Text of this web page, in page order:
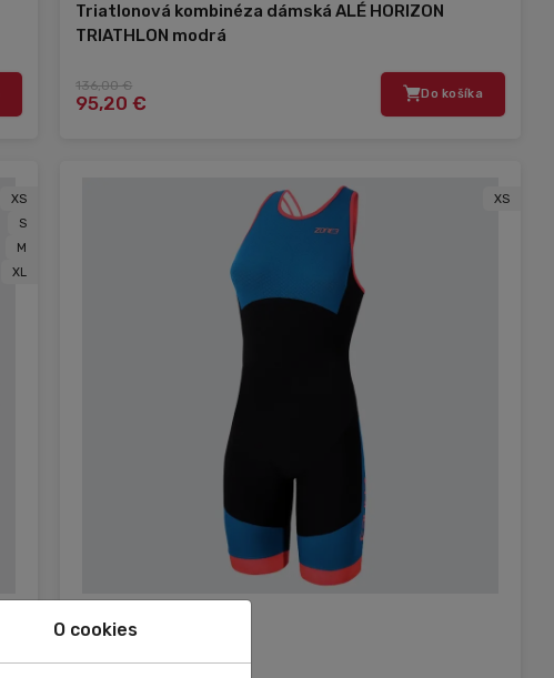
Triatlonová kombinéza dámská ALÉ HORIZON
TRIATHLON modrá
136,00 €
95,20 € Do košíka
XS
S
M
XL
XS
Externý sklad
Zone 3
O cookies